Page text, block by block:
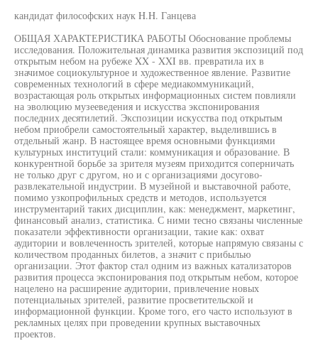
кандидат философских наук H.H. Ганцева
ОБЩАЯ ХАРАКТЕРИСТИКА РАБОТЫ Обоснование проблемы
исследования. Положительная динамика развития экспозиций под
открытым небом на рубеже XX - XXI вв. превратила их в
значимое социокультурное и художественное явление. Развитие
современных технологий в сфере медиакоммуникаций,
возрастающая роль открытых информационных систем повлияли
на эволюцию музееведения и искусства экспонирования
последних десятилетий. Экспозиции искусства под открытым
небом приобрели самостоятельный характер, выделившись в
отдельный жанр. В настоящее время основными функциями
культурных институций стали: коммуникация и образование. В
конкурентной борьбе за зрителя музеям приходится соперничать
не только друг с другом, но и с организациями досугово-
развлекательной индустрии. В музейной и выставочной работе,
помимо узкопрофильных средств и методов, используется
инструментарий таких дисциплин, как: менеджмент, маркетинг,
финансовый анализ, статистика. С ними тесно связаны численные
показатели эффективности организации, такие как: охват
аудитории и вовлеченность зрителей, которые напрямую связаны с
количеством проданных билетов, а значит с прибылью
организации. Этот фактор стал одним из важных катализаторов
развития процесса экспонирования под открытым небом, которое
нацелено на расширение аудитории, привлечение новых
потенциальных зрителей, развитие просветительской и
информационной функции. Кроме того, его часто используют в
рекламных целях при проведении крупных выставочных
проектов.